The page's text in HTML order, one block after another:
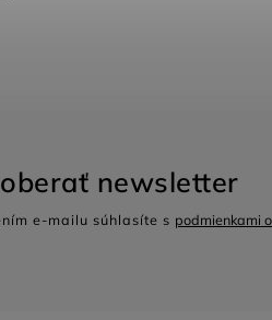
newsletter
e-mailu súhlasíte s podmienkami